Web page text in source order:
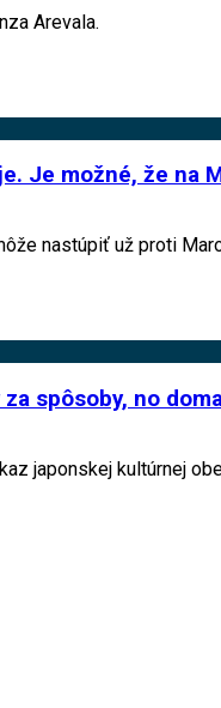
Arevala.
Je možné, že na
nastúpiť už proti
spôsoby, no
japonskej kultúrnej